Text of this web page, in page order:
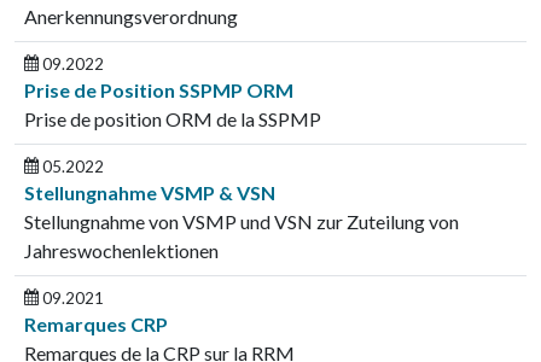
Anerkennungsverordnung
09.2022
Prise de Position SSPMP ORM
Prise de position ORM de la SSPMP
05.2022
Stellungnahme VSMP & VSN
Stellungnahme von VSMP und VSN zur Zuteilung von
Jahreswochenlektionen
09.2021
Remarques CRP
Remarques de la CRP sur la RRM